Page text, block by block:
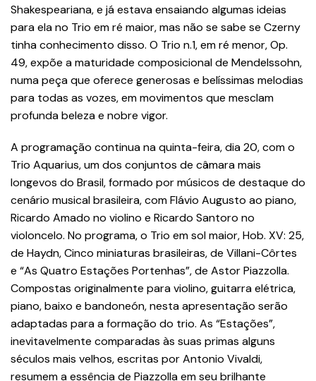
Shakespeariana, e já estava ensaiando algumas ideias
para ela no Trio em ré maior, mas não se sabe se Czerny
tinha conhecimento disso. O Trio n.1, em ré menor, Op.
49, expõe a maturidade composicional de Mendelssohn,
numa peça que oferece generosas e belíssimas melodias
para todas as vozes, em movimentos que mesclam
profunda beleza e nobre vigor.
A programação continua na quinta-feira, dia 20, com o
Trio Aquarius, um dos conjuntos de câmara mais
longevos do Brasil, formado por músicos de destaque do
cenário musical brasileira, com Flávio Augusto ao piano,
Ricardo Amado no violino e Ricardo Santoro no
violoncelo. No programa, o Trio em sol maior, Hob. XV: 25,
de Haydn, Cinco miniaturas brasileiras, de Villani-Côrtes
e “As Quatro Estações Portenhas”, de Astor Piazzolla.
Compostas originalmente para violino, guitarra elétrica,
piano, baixo e bandoneón, nesta apresentação serão
adaptadas para a formação do trio. As “Estações”,
inevitavelmente comparadas às suas primas alguns
séculos mais velhos, escritas por Antonio Vivaldi,
resumem a essência de Piazzolla em seu brilhante